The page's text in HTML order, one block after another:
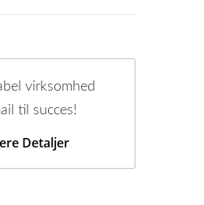
virksomhed
til succes!
Detaljer